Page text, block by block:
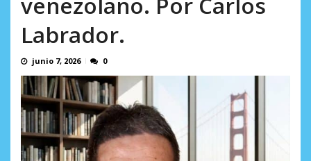
Labrador.
junio 7, 2026 0